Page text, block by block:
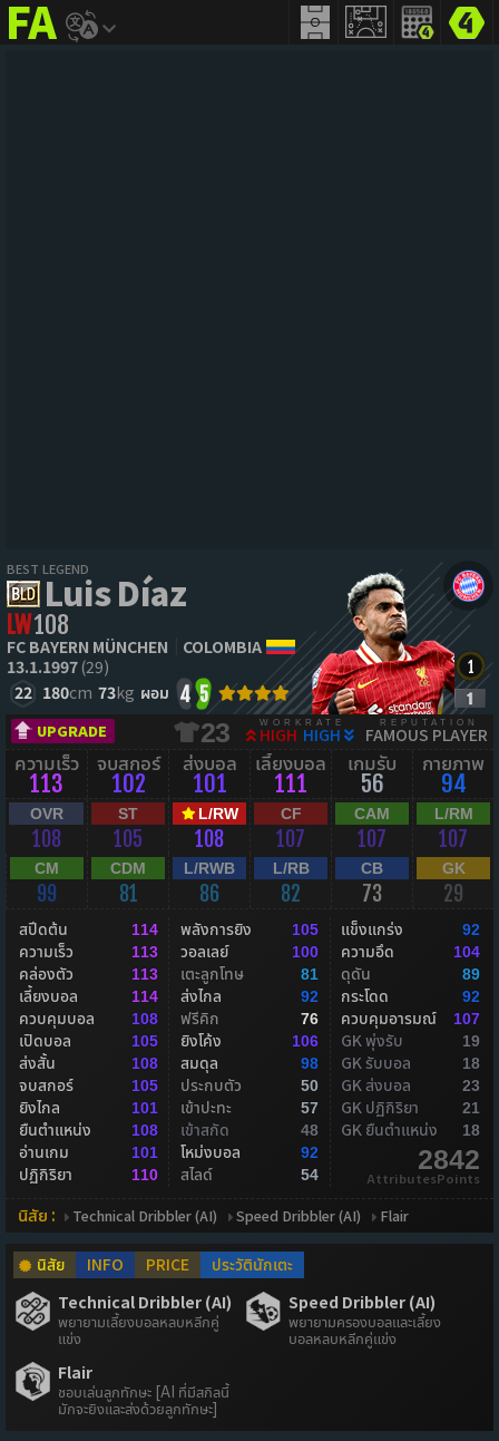
addict
BEST LEGENDLuis Díaz
LW108
FC BAYERN MÜNCHEN
COLOMBIA
13.1.1997(29)
22 180cm 73kg ผอม 4 5
UPGRADE 23 WORKRATE
HIGH HIGH
REPUTATION
FAMOUS PLAYER
ความเร็ว
113
จบสกอร์
102
ส่งบอล
101
เลี้ยงบอล
111
เกมรับ
56
กายภาพ
94
OVR
108
ST
105
L/RW
108
CF
107
CAM
107
L/RM
107
CM
99
CDM
81
L/RWB
86
L/RB
82
CB
73
GK
29
สปีดต้น 114
ความเร็ว 113
คล่องตัว 113
เลี้ยงบอล 114
ควบคุมบอล 108
เปิดบอล 105
ส่งสั้น 108
จบสกอร์ 105
ยิงไกล 101
ยืนตำแหน่ง 108
อ่านเกม 101
ปฏิกิริยา 110
พลังการยิง 105
วอลเลย์ 100
เตะลูกโทษ 81
ส่งไกล 92
ฟรีคิก 76
ยิงโค้ง 106
สมดุล 98
ประกบตัว 50
เข้าปะทะ 57
เข้าสกัด 48
โหม่งบอล 92
สไลด์ 54
แข็งแกร่ง 92
ความอึด 104
ดุดัน 89
กระโดด 92
ควบคุมอารมณ์ 107
GK พุ่งรับ 19
GK รับบอล 18
GK ส่งบอล 23
GK ปฏิกิริยา 21
GK ยืนตำแหน่ง 18
2842
AttributesPoints
นิสัย : Technical Dribbler (AI) Speed Dribbler (AI) Flair
นิสัย INFO PRICE
ประวัตินักเตะ
Technical Dribbler (AI)
พยายามเลี้ยงบอลหลบหลีกคู่
แข่ง
Speed Dribbler (AI)
พยายามครองบอลและเลี้ยง
บอลหลบหลีกคู่แข่ง
Flair
ชอบเล่นลูกทักษะ [AI ที่มีสกิลนี้
มักจะยิงและส่งด้วยลูกทักษะ]